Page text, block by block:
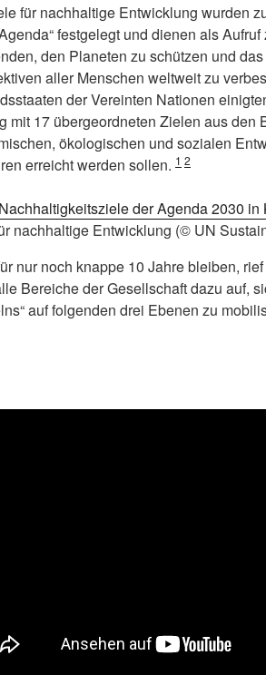
für nachhaltige Entwicklung wurden
festgelegt und dienen als
den Planeten zu schützen und
aller Menschen weltweit zu
der Vereinten Nationen
mit 17 übergeordneten Zielen aus den
ökologischen und sozialen
erreicht werden sollen. 1 2
nachhaltige Entwicklung (© UN
nur noch knappe 10 Jahre bleiben,
Bereiche der Gesellschaft dazu auf,
auf folgenden drei Ebenen zu